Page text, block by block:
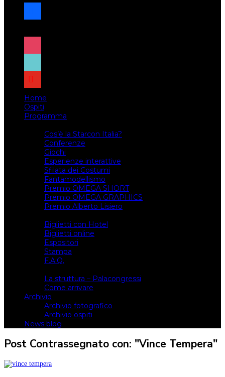
facebook
x
instagram
tiktok
youtube
Home
Ospiti
Programma
Cos’è la Starcon Italia?
Conferenze
Giochi
Esperienze interattive
Sfilata dei Costumi
Fantamodellismo
Premio OMEGA SHORT
Premio OMEGA GRAPHICS
Premio Alberto Lisiero
Biglietti con Hotel
Biglietti online
Espositori
Stampa
F.A.Q.
La struttura – Palacongressi
Come arrivare
Archivio
Archivio fotografico
Archivio ospiti
News blog
Post Contrassegnato con: "Vince Tempera"